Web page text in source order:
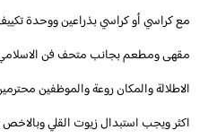
مع كراسي أو كراسي بذراعين ووحدة
مقهى ومطعم بجانب متحف فن الاسلامي
الاطلالة والمكان روعة والموظفين
اكثر ويجب استبدال زيوت القلي